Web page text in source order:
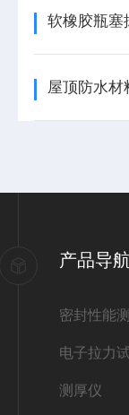
产品导航
密封性能
电子拉力
测厚仪